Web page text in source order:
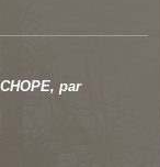
, par